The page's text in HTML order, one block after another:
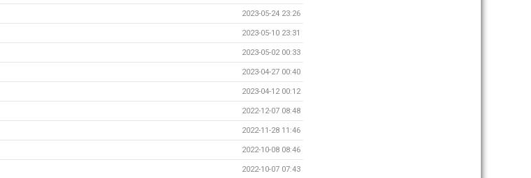
2023-05-24 23:26
2023-05-10 23:31
2023-05-02 00:33
2023-04-27 00:40
2023-04-12 00:12
2022-12-07 08:48
2022-11-28 11:46
2022-10-08 08:46
2022-10-07 07:43